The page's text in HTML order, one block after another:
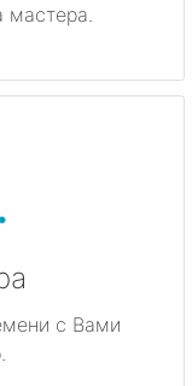
мастера.
с Вами